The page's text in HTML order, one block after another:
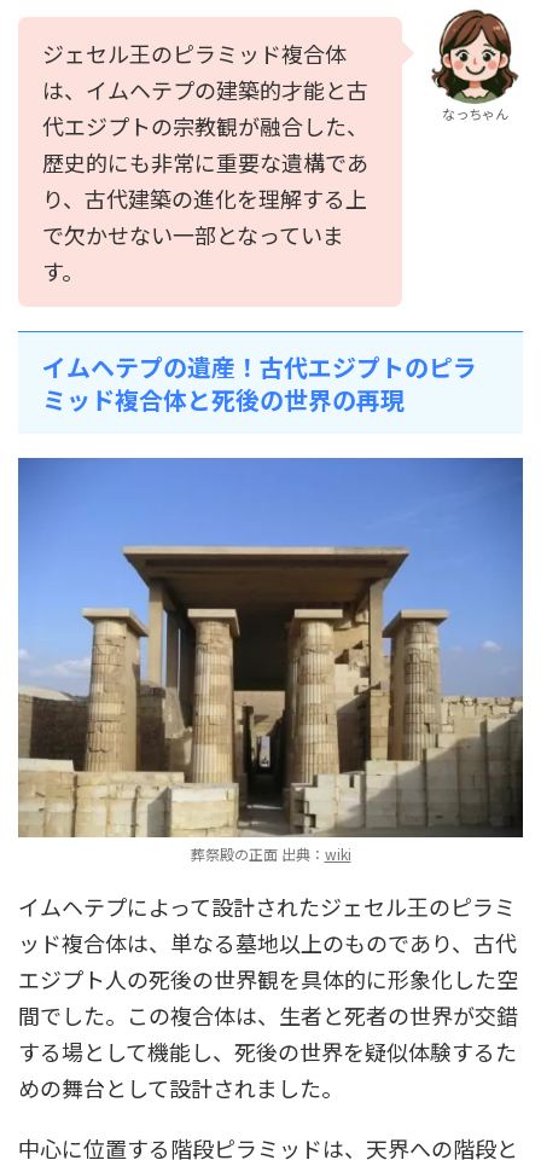
ジェセル王のピラミッド複合体
は、イムヘテプの建築的才能と古
代エジプトの宗教観が融合した、
歴史的にも非常に重要な遺構であ
り、古代建築の進化を理解する上
で欠かせない一部となっていま
す。
なっちゃん
イムヘテプの遺産！古代エジプトのピラ
ミッド複合体と死後の世界の再現
葬祭殿の正面 出典： wiki
イムヘテプによって設計されたジェセル王のピラミ
ッド複合体は、単なる墓地以上のものであり、古代
エジプト人の死後の世界観を具体的に形象化した空
間でした。この複合体は、生者と死者の世界が交錯
する場として機能し、死後の世界を疑似体験するた
めの舞台として設計されました。
中心に位置する階段ピラミッドは、天界への階段と